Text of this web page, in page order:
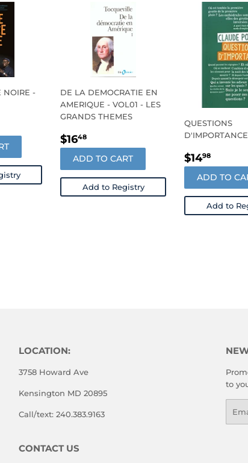
NOIRE -
DE LA DEMOCRATIE EN
AMERIQUE - VOL01 - LES
GRANDS THEMES
REGULAR
PRICE
$1648
ADD TO CART
Add to Registry
QUESTIONS
D'IMPORTANCE
REGULAR
PRICE
$1498
ADD TO
Add to
LOCATION:
3758 Howard Ave
Kensington MD 20895
Call/text: 240.383.9163
to
CONTACT US